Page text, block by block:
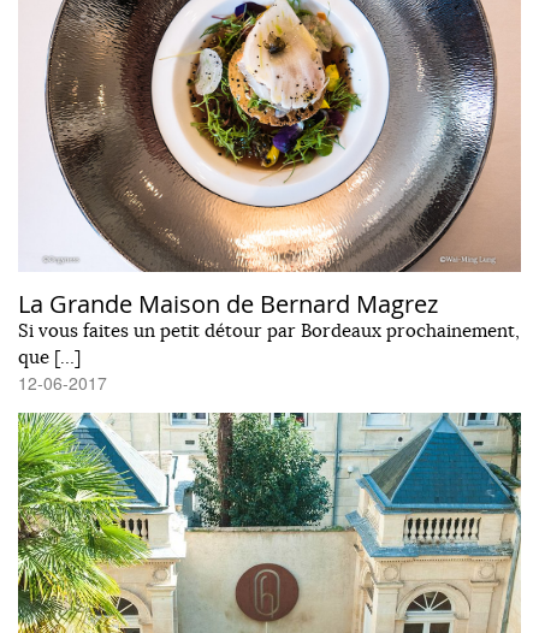
La Grande Maison de Bernard Magrez
Si vous faites un petit détour par Bordeaux prochainement,
que […]
12-06-2017